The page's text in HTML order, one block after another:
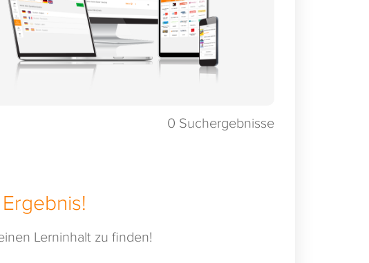
0 Suchergebnisse
Lerninhalt zu finden!